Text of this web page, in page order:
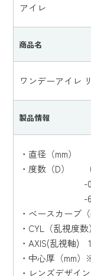
アイレ
商品名
ワンデーアイレ
製品情報
・直径（mm）
・度数（D）
-0.75～-
-6.50～-
・ベースカー
・CYL（乱視度
・AXIS(乱視軸)
・中心厚（mm
・レンズデザイ